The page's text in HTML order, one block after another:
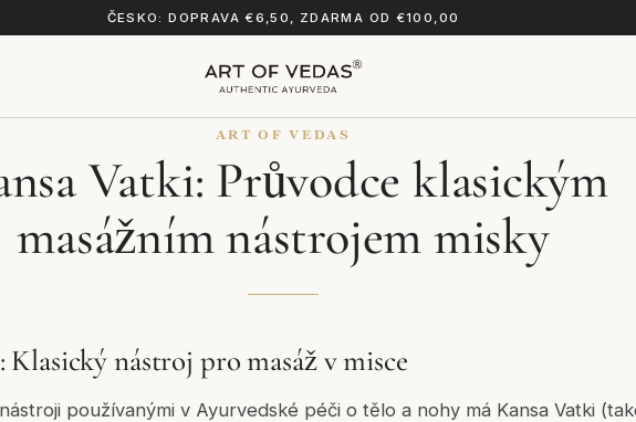
ČESKO: DOPRAVA €6,50, ZDARMA OD €100,00
ART OF VEDAS
Vatki: Průvodce klasickým
masážním nástrojem misky
Klasický nástroj pro masáž v misce
používanými v Ayurvedské péči o tělo a nohy má Kansa Vatki